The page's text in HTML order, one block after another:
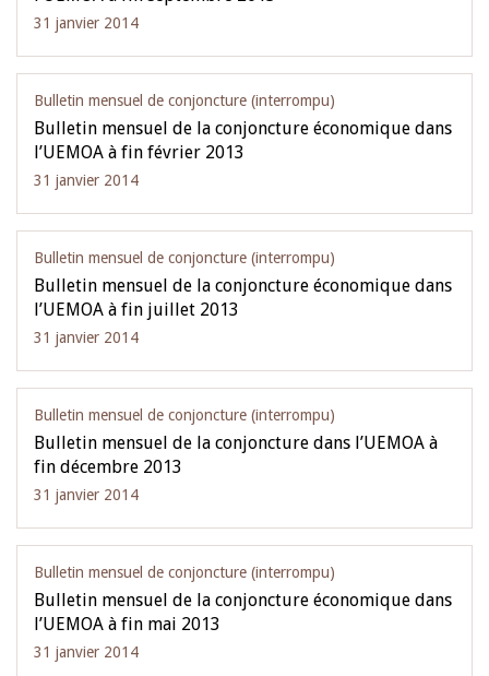
31 janvier 2014
Bulletin mensuel de conjoncture (interrompu)
Bulletin mensuel de la conjoncture économique dans
l’UEMOA à fin février 2013
31 janvier 2014
Bulletin mensuel de conjoncture (interrompu)
Bulletin mensuel de la conjoncture économique dans
l’UEMOA à fin juillet 2013
31 janvier 2014
Bulletin mensuel de conjoncture (interrompu)
Bulletin mensuel de la conjoncture dans l’UEMOA à
fin décembre 2013
31 janvier 2014
Bulletin mensuel de conjoncture (interrompu)
Bulletin mensuel de la conjoncture économique dans
l’UEMOA à fin mai 2013
31 janvier 2014